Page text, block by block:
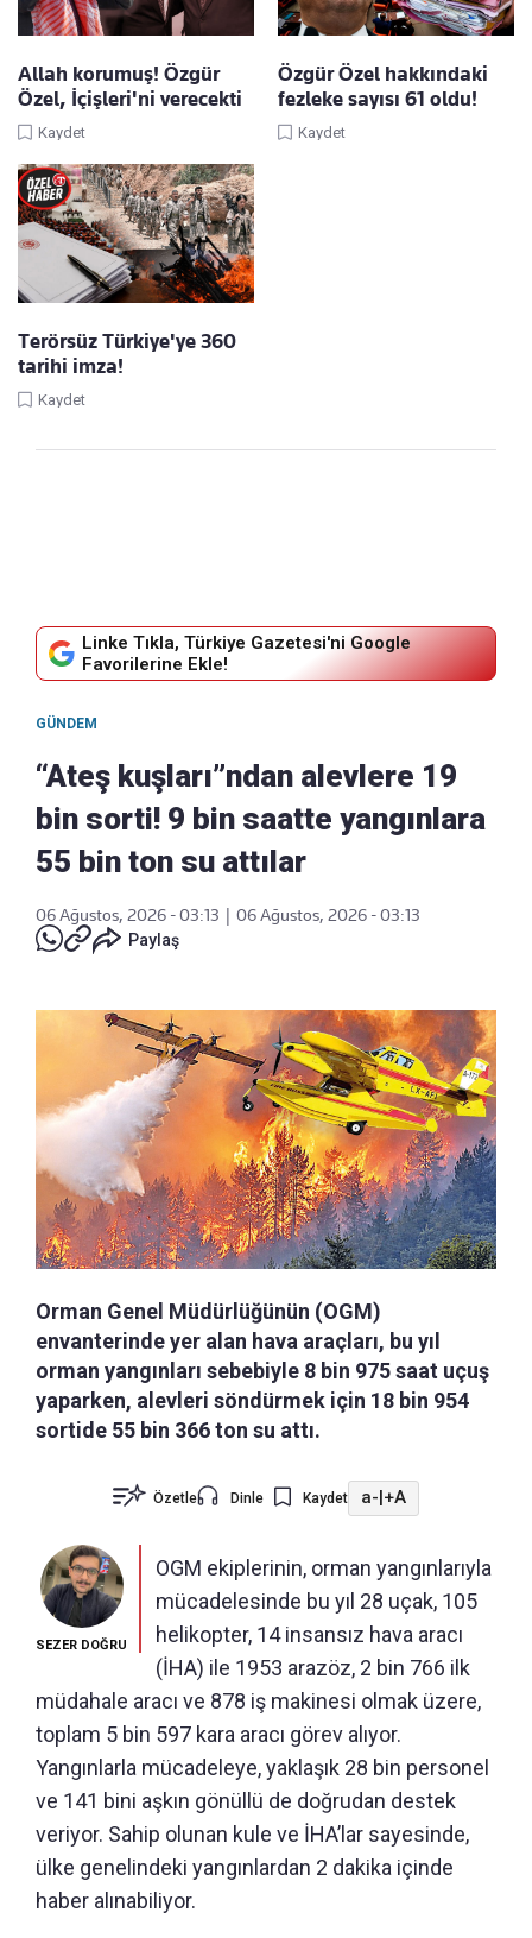
Allah korumuş! Özgür
Özel, İçişleri'ni verecekti
Kaydet
Özgür Özel hakkındaki
fezleke sayısı 61 oldu!
Kaydet
Terörsüz Türkiye'ye 360
tarihi imza!
Kaydet
Linke Tıkla, Türkiye Gazetesi'ni Google
Favorilerine Ekle!
GÜNDEM
“Ateş kuşları”ndan alevlere 19
bin sorti! 9 bin saatte yangınlara
55 bin ton su attılar
06 Ağustos, 2026 - 03:13
06 Ağustos, 2026 - 03:13
Paylaş
Orman Genel Müdürlüğünün (OGM)
envanterinde yer alan hava araçları, bu yıl
orman yangınları sebebiyle 8 bin 975 saat uçuş
yaparken, alevleri söndürmek için 18 bin 954
sortide 55 bin 366 ton su attı.
Özetle Dinle Kaydet a- +A
SEZER DOĞRU
OGM ekiplerinin, orman yangınlarıyla
mücadelesinde bu yıl 28 uçak, 105
helikopter, 14 insansız hava aracı
(İHA) ile 1953 arazöz, 2 bin 766 ilk
müdahale aracı ve 878 iş makinesi olmak üzere,
toplam 5 bin 597 kara aracı görev alıyor.
Yangınlarla mücadeleye, yaklaşık 28 bin personel
ve 141 bini aşkın gönüllü de doğrudan destek
veriyor. Sahip olunan kule ve İHA’lar sayesinde,
ülke genelindeki yangınlardan 2 dakika içinde
haber alınabiliyor.